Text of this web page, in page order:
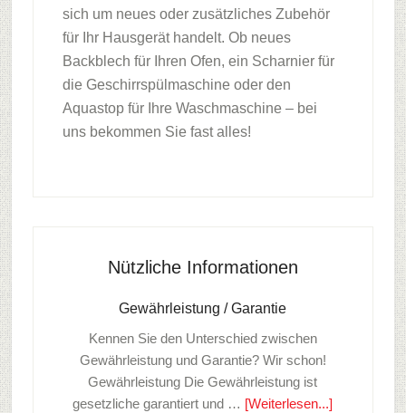
sich um neues oder zusätzliches Zubehör
für Ihr Hausgerät handelt. Ob neues
Backblech für Ihren Ofen, ein Scharnier für
die Geschirrspülmaschine oder den
Aquastop für Ihre Waschmaschine – bei
uns bekommen Sie fast alles!
Nützliche Informationen
Gewährleistung / Garantie
Kennen Sie den Unterschied zwischen
Gewährleistung und Garantie? Wir schon!
Gewährleistung Die Gewährleistung ist
gesetzliche garantiert und … [Weiterlesen...]